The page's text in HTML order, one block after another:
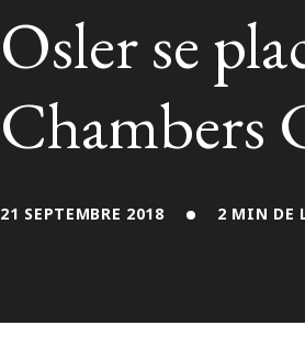
Osler se
Chambers
21 SEPTEMBRE 2018 2 MIN DE